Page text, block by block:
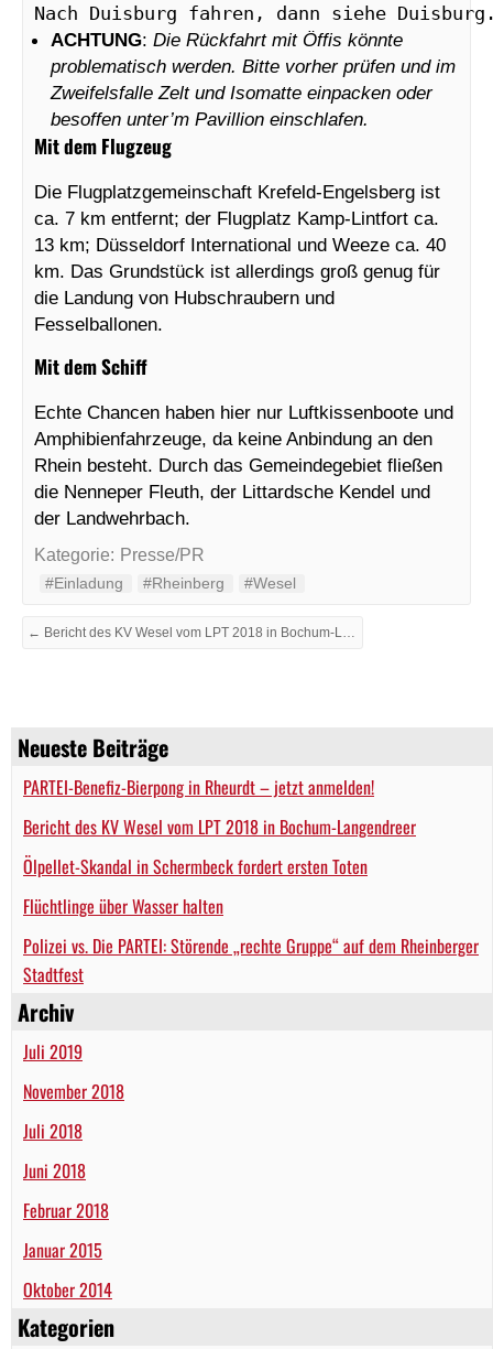
Neueste Beiträge
PARTEI-Benefiz-Bierpong in Rheurdt – jetzt anmelden!
Bericht des KV Wesel vom LPT 2018 in Bochum-Langendreer
Ölpellet-Skandal in Schermbeck fordert ersten Toten
Flüchtlinge über Wasser halten
Polizei vs. Die PARTEI: Störende „rechte Gruppe“ auf dem Rheinberger
Stadtfest
Archiv
Juli 2019
November 2018
Juli 2018
Juni 2018
Februar 2018
Januar 2015
Oktober 2014
Kategorien
Nach Duisburg fahren, dann siehe
ACHTUNG: Die Rückfahrt mit Öffis könnte
problematisch werden. Bitte vorher prüfen und im
Zweifelsfalle Zelt und Isomatte einpacken oder
besoffen unter’m Pavillion einschlafen.
Mit dem Flugzeug
Die Flugplatzgemeinschaft Krefeld-Engelsberg ist
ca. 7 km entfernt; der Flugplatz Kamp-Lintfort ca.
13 km; Düsseldorf International und Weeze ca. 40
km. Das Grundstück ist allerdings groß genug für
die Landung von Hubschraubern und
Fesselballonen.
Mit dem Schiff
Echte Chancen haben hier nur Luftkissenboote und
Amphibienfahrzeuge, da keine Anbindung an den
Rhein besteht. Durch das Gemeindegebiet fließen
die Nenneper Fleuth, der Littardsche Kendel und
der Landwehrbach.
Kategorie: Presse/PR
#Einladung #Rheinberg #Wesel